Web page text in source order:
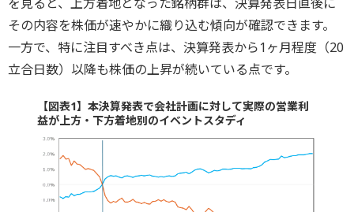
その内容を株価が速やかに織り込む傾向が確認できます。
一方で、特に注目すべき点は、決算発表から1ヶ月程度（20
立合日数）以降も株価の上昇が続いている点です。
【図表1】本決算発表で会社計画に対して実際の営業利
益が上方・下方着地別のイベントスタディ